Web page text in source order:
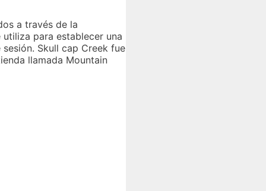
a través de la
para establecer una
Skull cap Creek fue
llamada Mountain